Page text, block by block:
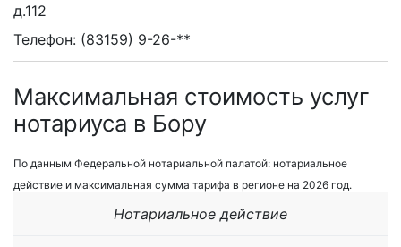
д.112
Телефон: (83159) 9-26-**
Максимальная стоимость услуг
нотариуса в Бору
По данным Федеральной нотариальной палатой: нотариальное
действие и максимальная сумма тарифа в регионе на 2026 год.
Нотариальное действие